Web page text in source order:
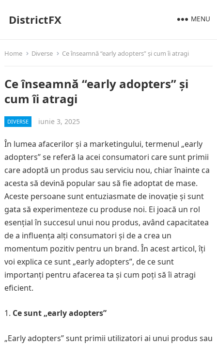
DistrictFX MENU
Home Diverse Ce înseamnă “early adopters” și cum îi atragi
Ce înseamnă “early adopters” și
cum îi atragi
DIVERSE iunie 3, 2025
În lumea afacerilor și a marketingului, termenul „early
adopters” se referă la acei consumatori care sunt primii
care adoptă un produs sau serviciu nou, chiar înainte ca
acesta să devină popular sau să fie adoptat de mase.
Aceste persoane sunt entuziasmate de inovație și sunt
gata să experimenteze cu produse noi. Ei joacă un rol
esențial în succesul unui nou produs, având capacitatea
de a influența alți consumatori și de a crea un
momentum pozitiv pentru un brand. În acest articol, îți
voi explica ce sunt „early adopters”, de ce sunt
importanți pentru afacerea ta și cum poți să îi atragi
eficient.
Ce sunt „early adopters”
„Early adopters” sunt primii utilizatori ai unui produs sau